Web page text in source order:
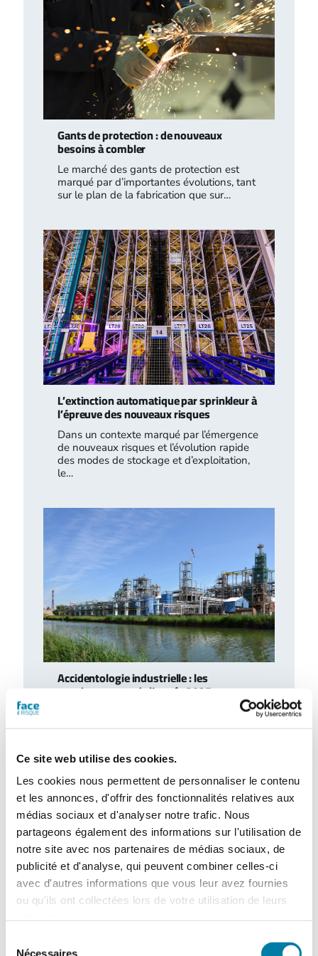
Ce site web utilise des cookies.
Les cookies nous permettent de personnaliser le contenu
et les annonces, d'offrir des fonctionnalités relatives aux
médias sociaux et d'analyser notre trafic. Nous
partageons également des informations sur l'utilisation de
notre site avec nos partenaires de médias sociaux, de
publicité et d'analyse, qui peuvent combiner celles-ci
avec d'autres informations que vous leur avez fournies
ou qu'ils ont collectées lors de votre utilisation de leurs
Nécessaires
Gants de protection : de nouveaux
besoins à combler
Le marché des gants de protection est
marqué par d’importantes évolutions, tant
sur le plan de la fabrication que sur…
L’extinction automatique par sprinkleur à
l’épreuve des nouveaux risques
Dans un contexte marqué par l’émergence
de nouveaux risques et l’évolution rapide
des modes de stockage et d’exploitation,
le…
Accidentologie industrielle : les
enseignements de l’année 2025